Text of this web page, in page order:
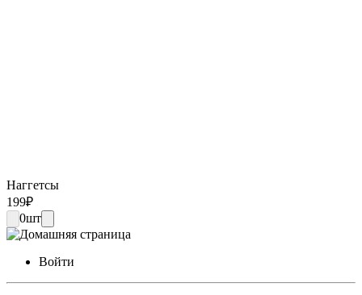
Наггетсы
199₽
0шт
Войти